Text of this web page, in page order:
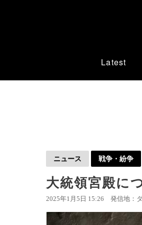
Latest
ニュース 戦争・紛争
大統領宮殿に
2025年1月5日 15:26 発信地：